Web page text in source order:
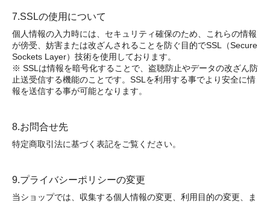
7.SSLの使用について
個人情報の入力時には、セキュリティ確保のため、これらの情報
が傍受、妨害または改ざんされることを防ぐ目的でSSL（Secure
Sockets Layer）技術を使用しております。
※ SSLは情報を暗号化することで、盗聴防止やデータの改ざん防
止送受信する機能のことです。SSLを利用する事でより安全に情
報を送信する事が可能となります。
8.お問合せ先
特定商取引法に基づく表記をご覧ください。
9.プライバシーポリシーの変更
当ショップでは、収集する個人情報の変更、利用目的の変更、ま